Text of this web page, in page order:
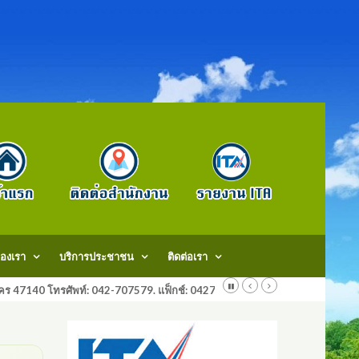
เรา บริการประชาชน ติดต่อเรา
47140 โทรศัพท์: 042-707579. แฟ็กช์: 042707579 E-Mail: